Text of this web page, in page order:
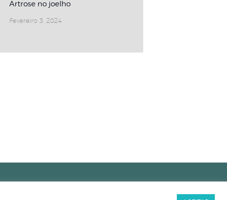
Artrose no joelho
Fevereiro 3, 2024